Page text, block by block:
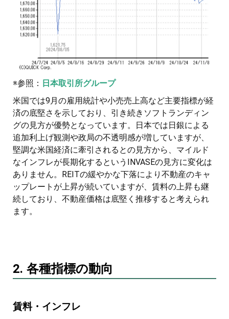
※参照： 日本取引所グループ
米国では9月の雇用統計や小売売上高など主要指標が経
済の底堅さを示しており、引き続きソフトランディン
グの見方が優勢となっています。日本では日銀による
追加利上げ観測や政局の不透明感が増していますが、
堅調な米国経済に牽引されるとの見方から、マイルド
なインフレが長期化するというINVASEの見方に変化は
ありません。REITの緩やかな下落により不動産のキャ
ップレートが上昇が続いていますが、賃料の上昇も継
続しており、不動産価格は底堅く推移すると考えられ
ます。
2. 各種指標の動向
賃料・インフレ